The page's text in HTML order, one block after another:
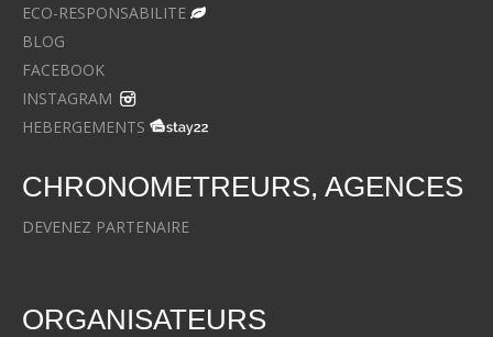
ECO-RESPONSABILITE
BLOG
FACEBOOK
INSTAGRAM
HEBERGEMENTS
CHRONOMETREURS, AGENCES
DEVENEZ PARTENAIRE
ORGANISATEURS